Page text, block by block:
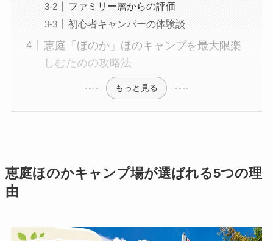
ファミリー層からの評価
初心者キャンパーの体験談
恵庭「ほのか」ほのキャンプを最大限楽
しむための攻略法
もっと見る
恵庭ほのかキャンプ場が選ばれる5つの理
由